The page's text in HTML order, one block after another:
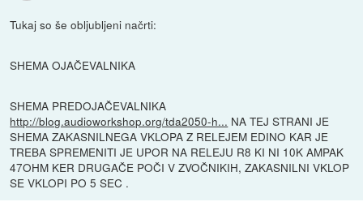
Tukaj so še obljubljeni načrti:
SHEMA OJAČEVALNIKA
SHEMA PREDOJAČEVALNIKA
http://blog.audioworkshop.org/tda2050-h... NA TEJ STRANI JE
SHEMA ZAKASNILNEGA VKLOPA Z RELEJEM EDINO KAR JE
TREBA SPREMENITI JE UPOR NA RELEJU R8 KI NI 10K AMPAK
47OHM KER DRUGAČE POČI V ZVOČNIKIH, ZAKASNILNI VKLOP
SE VKLOPI PO 5 SEC .